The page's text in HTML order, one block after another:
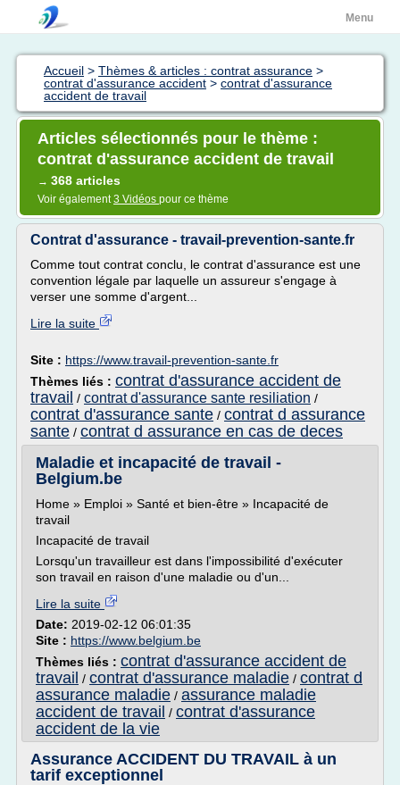
Menu
Accueil > Thèmes & articles : contrat assurance >
contrat d'assurance accident > contrat d'assurance
accident de travail
Articles sélectionnés pour le thème :
contrat d'assurance accident de travail
→ 368 articles
Voir également3 Vidéos pour ce thème
Contrat d'assurance - travail-prevention-sante.fr
Comme tout contrat conclu, le contrat d'assurance est une
convention légale par laquelle un assureur s'engage à
verser une somme d'argent...
Lire la suite
Site : https://www.travail-prevention-sante.fr
Thèmes liés : contrat d'assurance accident de
travail / contrat d'assurance sante resiliation /
contrat d'assurance sante / contrat d assurance
sante / contrat d assurance en cas de deces
Maladie et incapacité de travail -
Belgium.be
Home » Emploi » Santé et bien-être » Incapacité de
travail
Incapacité de travail
Lorsqu'un travailleur est dans l'impossibilité d'exécuter
son travail en raison d'une maladie ou d'un...
Lire la suite
Date: 2019-02-12 06:01:35
Site : https://www.belgium.be
Thèmes liés : contrat d'assurance accident de
travail / contrat d'assurance maladie / contrat d
assurance maladie / assurance maladie
accident de travail / contrat d'assurance
accident de la vie
Assurance ACCIDENT DU TRAVAIL à un
tarif exceptionnel